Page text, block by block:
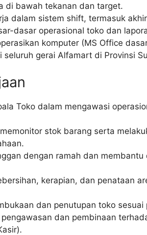
di bawah tekanan dan target.
dalam sistem shift, termasuk
dasar operasional toko dan
komputer (MS Office
seluruh gerai Alfamart di Provinsi
Toko dalam mengawasi
stok barang serta
dengan ramah dan
kerapian, dan penataan
dan penutupan toko
dan pembinaan